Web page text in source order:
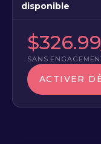
disponible
SANS
ACTIVER